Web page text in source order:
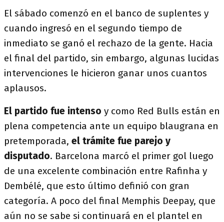
El sábado comenzó en el banco de suplentes y
cuando ingresó en el segundo tiempo de
inmediato se ganó el rechazo de la gente. Hacia
el final del partido, sin embargo, algunas lucidas
intervenciones le hicieron ganar unos cuantos
aplausos.
El partido fue intenso y como Red Bulls están en
plena competencia ante un equipo blaugrana en
pretemporada, el trámite fue parejo y
disputado. Barcelona marcó el primer gol luego
de una excelente combinación entre Rafinha y
Dembélé, que esto último definió con gran
categoría. A poco del final Memphis Deepay, que
aún no se sabe si continuará en el plantel en